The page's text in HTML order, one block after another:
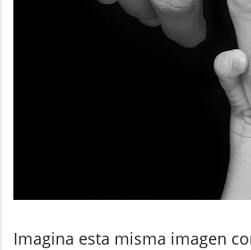
Imagina esta misma imagen